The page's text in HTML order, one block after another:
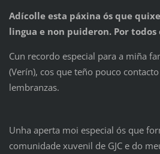
Adícolle esta páxina ós que
lingua e non puideron. Por todos
Cun recordo especial para a miña
(Verín), cos que teño pouco
lembranzas.
Unha aperta moi especial ós que
comunidade xuvenil de GJC e do